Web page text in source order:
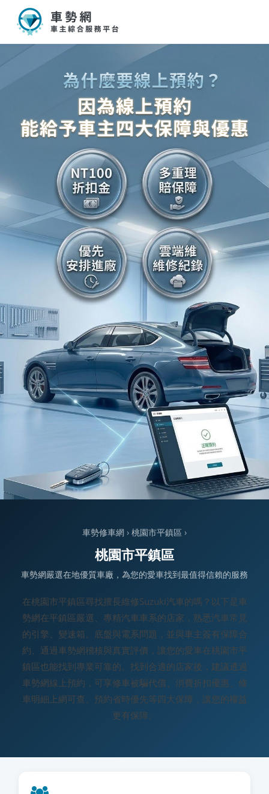
車勢修車網 › 桃園市平鎮區 ›
桃園市平鎮區
車勢網嚴選在地優質車廠，為您的愛車找到最值得信賴的服務
在桃園市平鎮區尋找擅長維修Suzuki汽車的嗎？以下是車
勢網在平鎮區嚴選、專精汽車車系的店家，熟悉汽車常見
的引擎、變速箱、底盤與電系問題，並與車主簽有保障合
約、通過車勢網稽核與真實評價，讓您的愛車在桃園市平
鎮區也能找到專業可靠的。找到合適的店家後，建議透過
車勢網線上預約，可享修車被騙代償、消費折扣優惠、修
車明細上網可查、預約省時優先等四大保障，讓您的權益
更有保障。